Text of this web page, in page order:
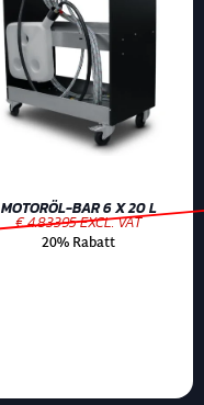
MOTORÖL-BAR 6 X 20 L
€ 4.83395 EXCL. VAT
20% Rabatt